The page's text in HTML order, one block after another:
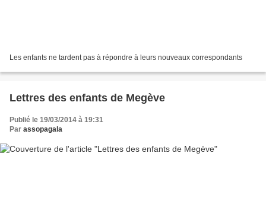
Les enfants ne tardent pas à répondre à leurs nouveaux correspondants
Lettres des enfants de Megève
Publié le 19/03/2014 à 19:31
Par assopagala